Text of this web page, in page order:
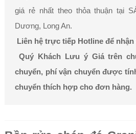
giá rẻ nhất theo thỏa thuận tại
Dương, Long An.
Liên hệ trực tiếp Hotline để
Quý Khách Lưu ý Giá trên
chuyển, phí vận chuyển được
chuyển thích hợp cho đơn hàng.